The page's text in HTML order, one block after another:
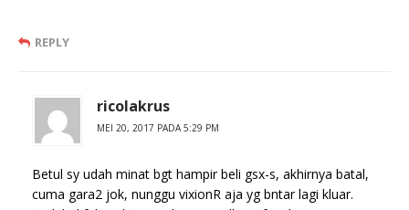
REPLY
ricolakrus
MEI 20, 2017 PADA 5:29 PM
Betul sy udah minat bgt hampir beli gsx-s, akhirnya batal,
cuma gara2 jok, nunggu vixionR aja yg bntar lagi kluar.